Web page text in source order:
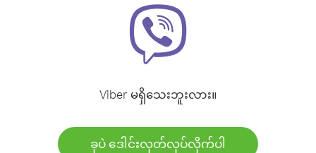
Viber မရှိသေးဘူးလား။
ခုပဲ ဒေါင်းလုတ်လုပ်လိုက်ပါ